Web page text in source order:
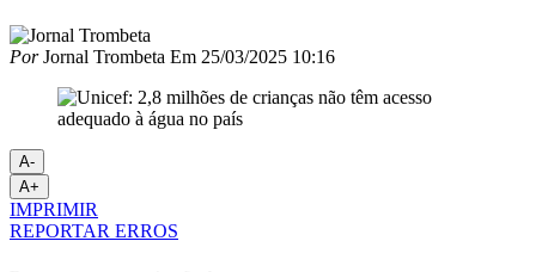
PorJornal Trombeta Em 25/03/2025 10:16
A-
A+
IMPRIMIR
REPORTAR ERROS